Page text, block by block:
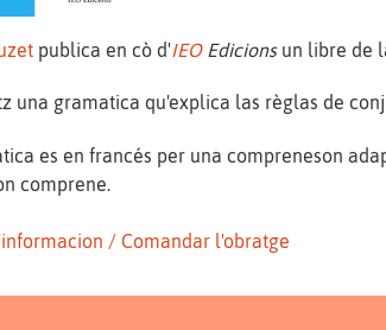
publica en cò d'IEOEdicionsun libre de
una gramatica qu'explica las règlas de
es en francés per una compreneson
comprene.
/ Comandar l'obratge